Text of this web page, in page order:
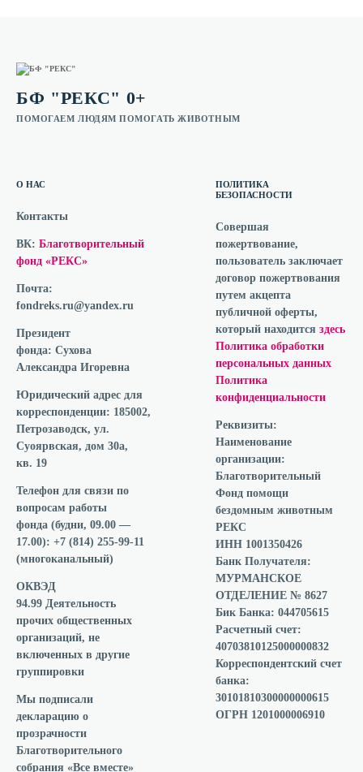
БФ "РЕКС" 0+
ПОМОГАЕМ ЛЮДЯМ ПОМОГАТЬ ЖИВОТНЫМ
О НАС
Контакты
ВК: Благотворительный
фонд «РЕКС»
Почта:
fondreks.ru@yandex.ru
Президент
фонда: Сухова
Александра Игоревна
Юридический адрес для
корреспонденции: 185002,
Петрозаводск, ул.
Суоярвская, дом 30а,
кв. 19
Телефон для связи по
вопросам работы
фонда (будни, 09.00 —
17.00): +7 (814) 255-99-11
(многоканальный)
ОКВЭД
94.99 Деятельность
прочих общественных
организаций, не
включенных в другие
группировки
Мы подписали
декларацию о
прозрачности
Благотворительного
собрания «Все вместе»
ПОЛИТИКА
БЕЗОПАСНОСТИ
Совершая
пожертвование,
пользователь заключает
договор пожертвования
путем акцепта
публичной оферты,
который находитсяздесь
Политика обработки
персональных данных
Политика
конфиденциальности
Реквизиты:
Наименование
организации:
Благотворительный
Фонд помощи
бездомным животным
РЕКС
ИНН 1001350426
Банк Получателя:
МУРМАНСКОЕ
ОТДЕЛЕНИЕ № 8627
Бик Банка: 044705615
Расчетный счет:
40703810125000000832
Корреспондентский счет
банка:
30101810300000000615
ОГРН 1201000006910